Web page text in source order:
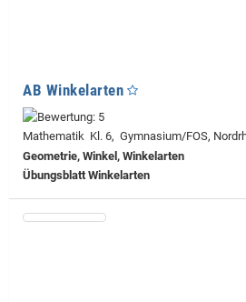
AB Winkelarten
Mathematik Kl. 6, Gymnasium/FOS,
Geometrie, Winkel, Winkelarten
Übungsblatt Winkelarten